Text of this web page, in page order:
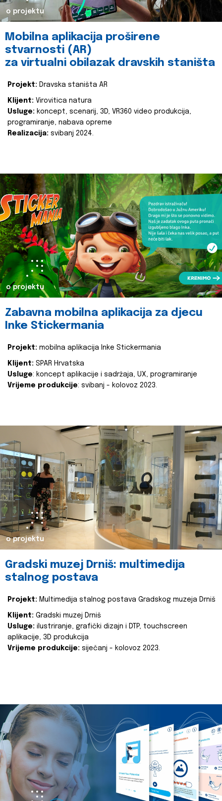
o projektu
Mobilna aplikacija proširene
stvarnosti (AR)
za virtualni obilazak dravskih staništa
Projekt: Dravska staništa AR
Klijent: Virovitica natura
Usluge: koncept, scenarij, 3D, VR360 video produkcija,
programiranje, nabava opreme
Realizacija: svibanj 2024.
o projektu
Zabavna mobilna aplikacija za djecu
Inke Stickermania
Projekt: mobilna aplikacija Inke Stickermania
Klijent: SPAR Hrvatska
Usluge: koncept aplikacije i sadržaja, UX, programiranje
Vrijeme produkcije: svibanj - kolovoz 2023.
o projektu
Gradski muzej Drniš: multimedija
stalnog postava
Projekt: Multimedija stalnog postava Gradskog muzeja Drniš
Klijent: Gradski muzej Drniš
Usluge: ilustriranje, grafički dizajn i DTP, touchscreen
aplikacije, 3D produkcija
Vrijeme produkcije: siječanj - kolovoz 2023.